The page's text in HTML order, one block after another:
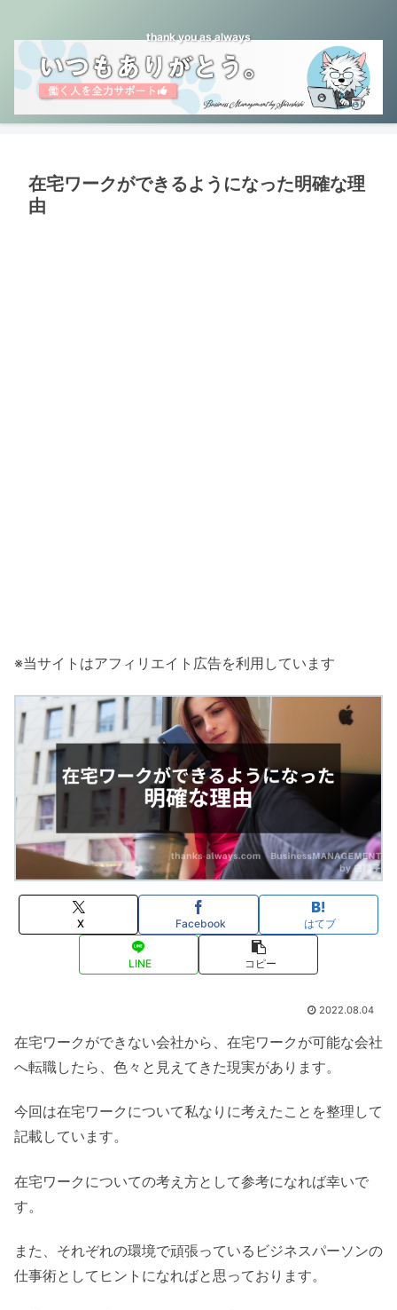
thank you as always
在宅ワークができるようになった明確な理
由
※当サイトはアフィリエイト広告を利用しています
X Facebook はてブ
LINE コピー
2022.08.04
在宅ワークができない会社から、在宅ワークが可能な会社
へ転職したら、色々と見えてきた現実があります。
今回は在宅ワークについて私なりに考えたことを整理して
記載しています。
在宅ワークについての考え方として参考になれば幸いで
す。
また、それぞれの環境で頑張っているビジネスパーソンの
仕事術としてヒントになればと思っております。